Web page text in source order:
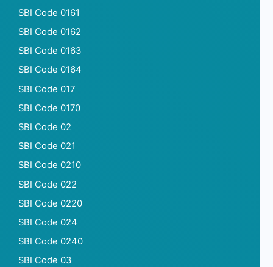
SBI Code 0161
SBI Code 0162
SBI Code 0163
SBI Code 0164
SBI Code 017
SBI Code 0170
SBI Code 02
SBI Code 021
SBI Code 0210
SBI Code 022
SBI Code 0220
SBI Code 024
SBI Code 0240
SBI Code 03